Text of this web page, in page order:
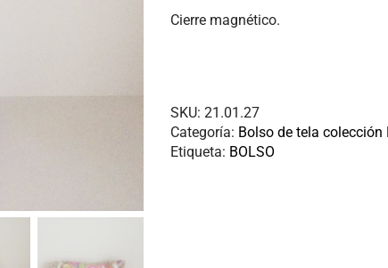
Cierre magnético.
SKU: 21.01.27
Categoría: Bolso de tela colección
Etiqueta: BOLSO